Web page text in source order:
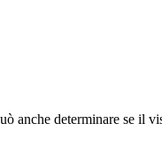
anche determinare se il